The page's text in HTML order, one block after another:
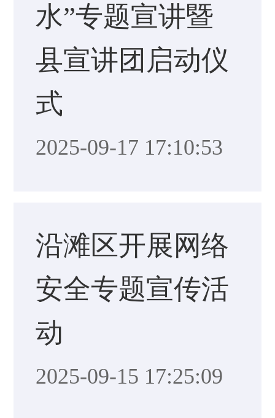
水”专题宣讲暨
县宣讲团启动仪
式
2025-09-17 17:10:53
沿滩区开展网络
安全专题宣传活
动
2025-09-15 17:25:09